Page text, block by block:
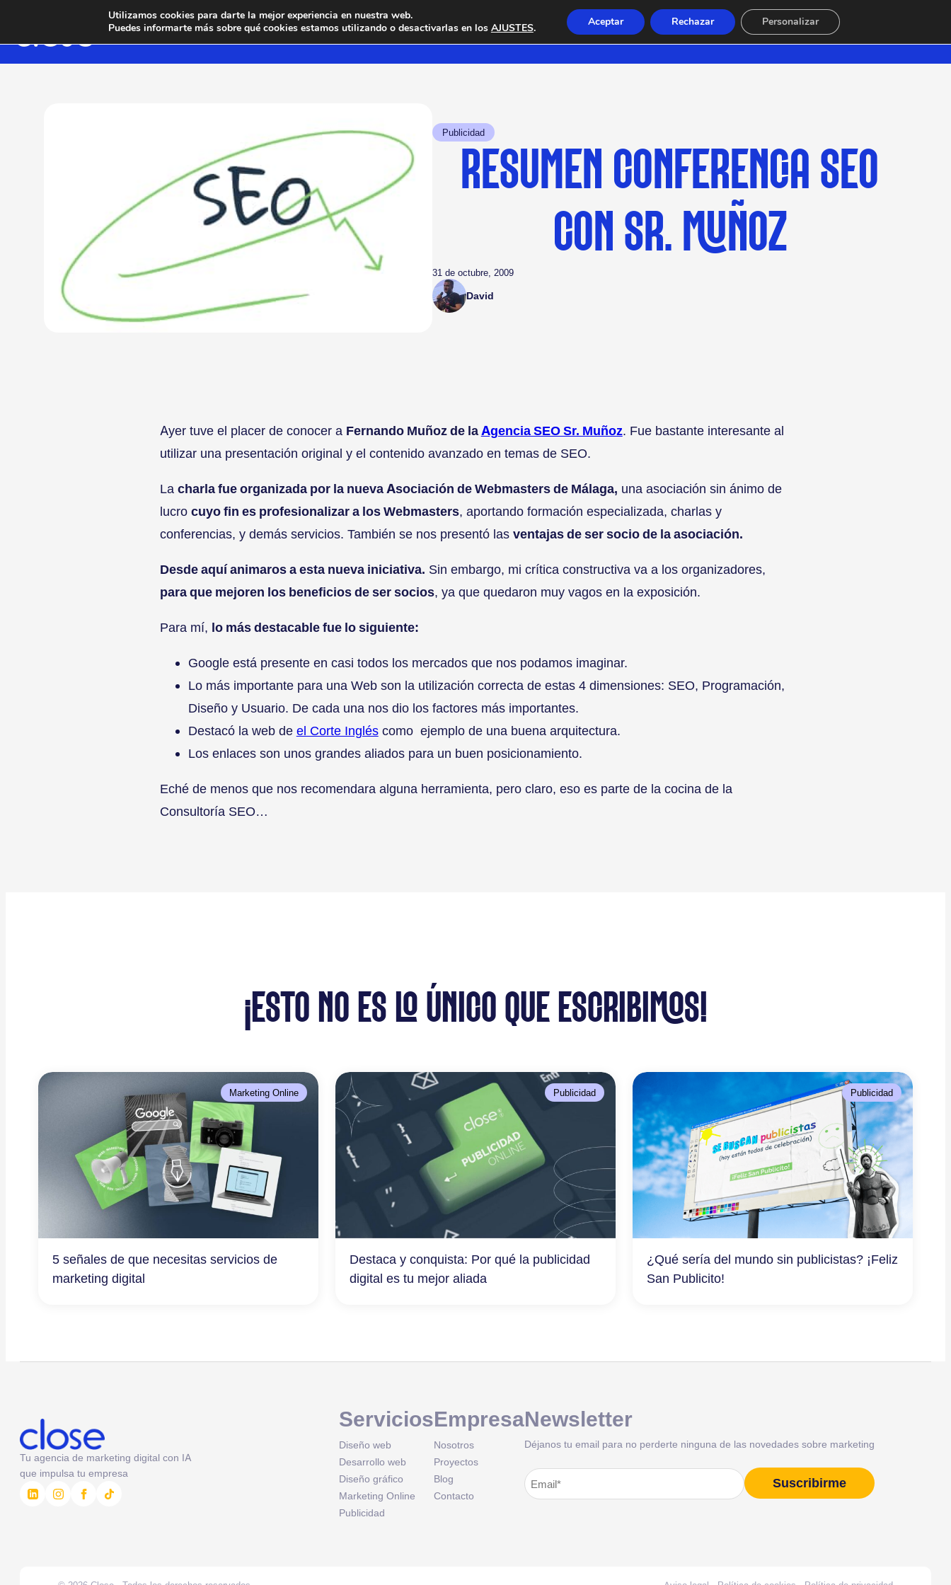
Publicidad
RESUMEN CONFERENCIA SEO
CON SR. MUÑOZ
31 de octubre, 2009
David
Ayer tuve el placer de conocer a Fernando Muñoz de la Agencia SEO Sr. Muñoz. Fue bastante interesante al
utilizar una presentación original y el contenido avanzado en temas de SEO.
La charla fue organizada por la nueva Asociación de Webmasters de Málaga, una asociación sin ánimo de
lucro cuyo fin es profesionalizar a los Webmasters, aportando formación especializada, charlas y
conferencias, y demás servicios. También se nos presentó las ventajas de ser socio de la asociación.
Desde aquí animaros a esta nueva iniciativa. Sin embargo, mi crítica constructiva va a los organizadores,
para que mejoren los beneficios de ser socios, ya que quedaron muy vagos en la exposición.
Para mí, lo más destacable fue lo siguiente:
Google está presente en casi todos los mercados que nos podamos imaginar.
Lo más importante para una Web son la utilización correcta de estas 4 dimensiones: SEO, Programación,
Diseño y Usuario. De cada una nos dio los factores más importantes.
Destacó la web de el Corte Ingléscomo ejemplo de una buena arquitectura.
Los enlaces son unos grandes aliados para un buen posicionamiento.
Eché de menos que nos recomendara alguna herramienta, pero claro, eso es parte de la cocina de la
Consultoría SEO…
¡ESTO NO ES LO ÚNICO QUE ESCRIBIMOS!
Marketing Online
5 señales de que necesitas servicios de
marketing digital
Publicidad
Destaca y conquista: Por qué la publicidad
digital es tu mejor aliada
Publicidad
¿Qué sería del mundo sin publicistas? ¡Feliz
San Publicito!
Tu agencia de marketing digital con IA
que impulsa tu empresa
Servicios
Diseño web
Desarrollo web
Diseño gráfico
Marketing Online
Publicidad
Empresa
Nosotros
Proyectos
Blog
Contacto
Newsletter
Déjanos tu email para no perderte ninguna de las novedades sobre marketing
Correo
electrónico(Obligatorio)
Suscribirme
Alternative:
Utilizamos cookies para darte la mejor experiencia en nuestra web.
Puedes informarte más sobre qué cookies estamos utilizando o desactivarlas en los AJUSTES. Aceptar Rechazar Personalizar